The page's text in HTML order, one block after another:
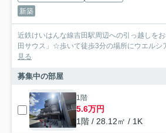
新築
近鉄けいはんな線吉田駅周辺への引っ越しを
田サウス」☆歩いて徒歩3分の場所にウエルシ
見る
募集中の部屋
1階
5.6万円
1階 / 28.12㎡ / 1K